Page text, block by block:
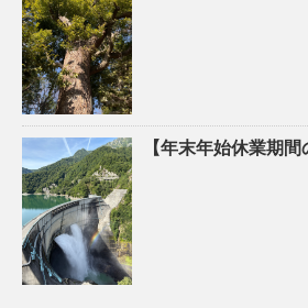
【年末年始休業期間